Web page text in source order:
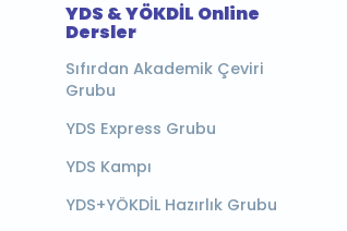
YDS & YÖKDİL Online
Dersler
Sıfırdan Akademik Çeviri
Grubu
YDS Express Grubu
YDS Kampı
YDS+YÖKDİL Hazırlık Grubu